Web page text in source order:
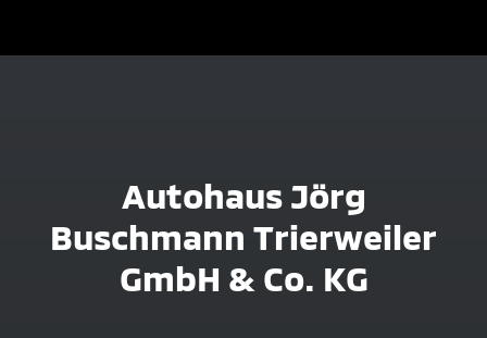
Autohaus Jörg
Buschmann Trierweiler
GmbH & Co. KG